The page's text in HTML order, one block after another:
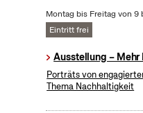
Montag bis Freitag von 9
Eintritt frei
Ausstellung –
Porträts von
Thema Nachhaltigkeit